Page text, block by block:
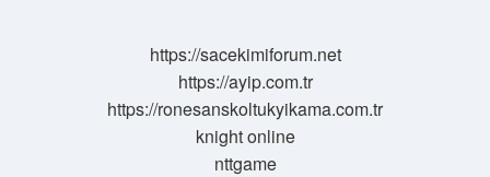
https://sacekimiforum.net
https://ayip.com.tr
https://ronesanskoltukyikama.com.tr
knight online
nttgame